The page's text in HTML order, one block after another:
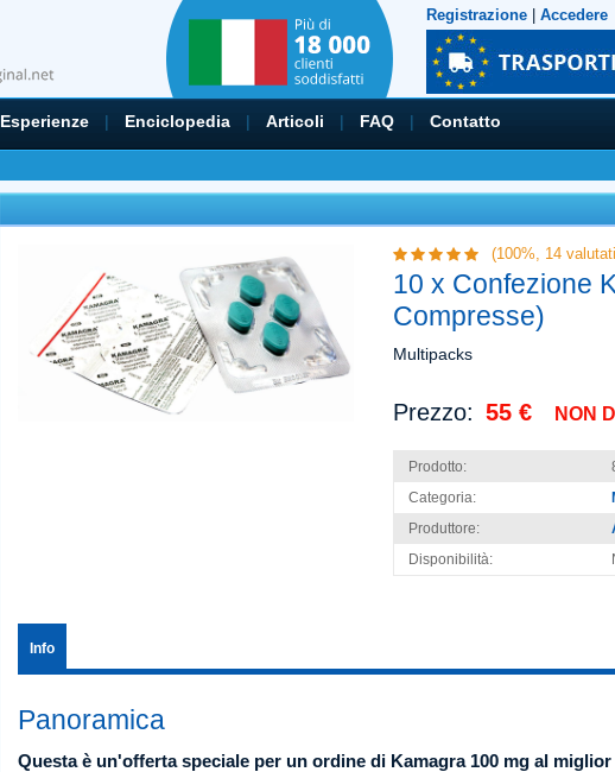
Registrazione Accedere
Esperienze | Enciclopedia | Articoli | FAQ | Contatto
(100%, 14
10 x Confezione
Compresse)
Multipacks
Prezzo: 55 € NON
Prodotto:
Categoria:
Produttore:
Disponibilità:
Info
Panoramica
Questa è un'offerta speciale per un ordine di Kamagra 100 mg al